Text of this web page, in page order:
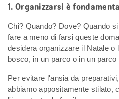
1. Organizzarsi è
Chi? Quando? Dove? Quando
fare a meno di farsi queste
desidera organizzare il Natale o
bosco, in un parco o in un parco
Per evitare l'ansia da
abbiamo appositamente stilato,